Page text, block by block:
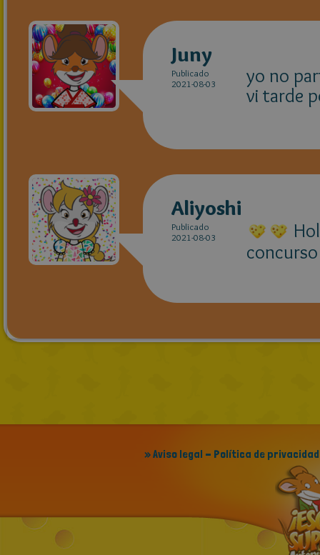
Juny
Publicado
2021-08-03
yo no
vi tarde
Aliyoshi
Publicado
2021-08-03
» Aviso legal - Política de privacidad